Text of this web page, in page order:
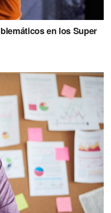
en los Super